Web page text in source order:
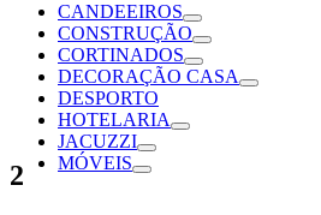
CANDEEIROS
CONSTRUÇÃO
CORTINADOS
DECORAÇÃO CASA
DESPORTO
HOTELARIA
JACUZZI
MÓVEIS
2